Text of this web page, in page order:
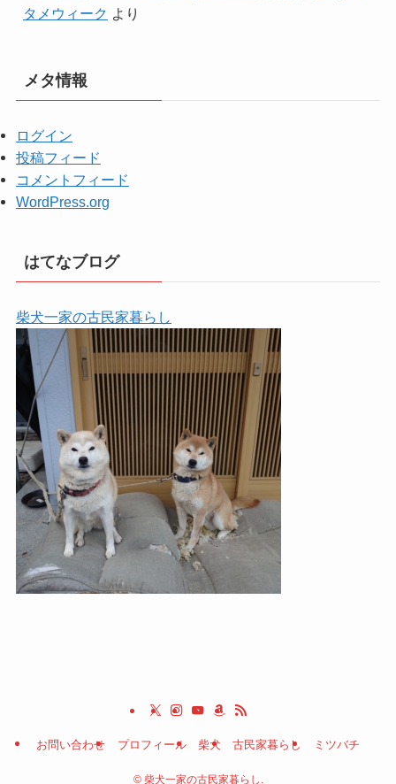
タメウィーク より
メタ情報
ログイン
投稿フィード
コメントフィード
WordPress.org
はてなブログ
柴犬一家の古民家暮らし
お問い合わせ プロフィール 柴犬 古民家暮らし ミツバチ
©柴犬一家の古民家暮らし.